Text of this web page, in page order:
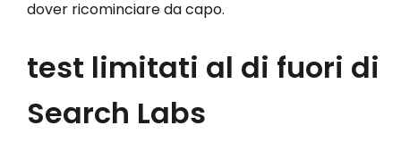
dover ricominciare da capo.
test limitati al di fuori di
Search Labs